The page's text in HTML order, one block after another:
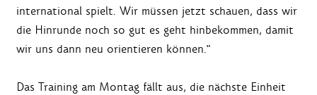
international spielt. Wir müssen jetzt schauen, dass wir
die Hinrunde noch so gut es geht hinbekommen, damit
wir uns dann neu orientieren können."
Das Training am Montag fällt aus, die nächste Einheit